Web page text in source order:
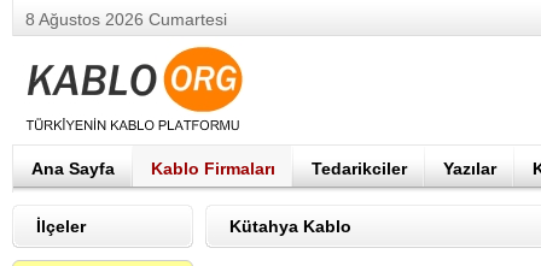
8 Ağustos 2026 Cumartesi
Ana Sayfa Kablo Firmaları Tedarikciler Yazılar
İlçeler Kütahya Kablo